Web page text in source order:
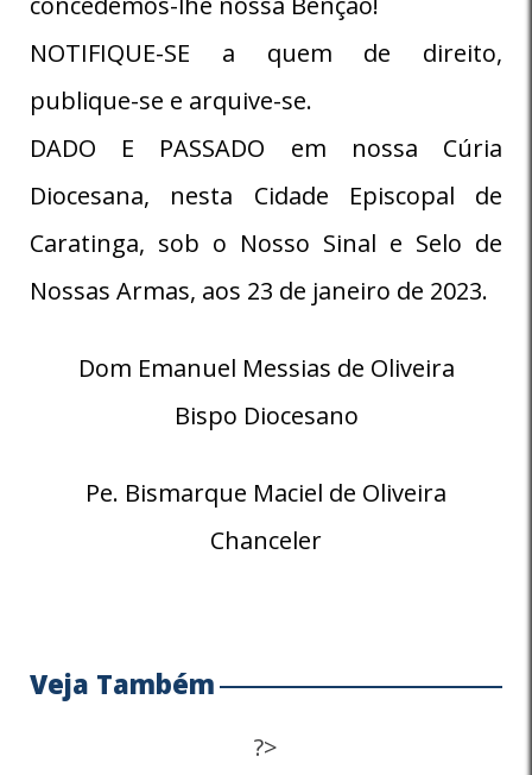
NOTIFIQUE-SE a quem de direito,
publique-se e arquive-se.
DADO E PASSADO em nossa Cúria
Diocesana, nesta Cidade Episcopal de
Caratinga, sob o Nosso Sinal e Selo de
Nossas Armas, aos 23 de janeiro de 2023.
Dom Emanuel Messias de Oliveira
Bispo Diocesano
Pe. Bismarque Maciel de Oliveira
Chanceler
Veja Também
?>